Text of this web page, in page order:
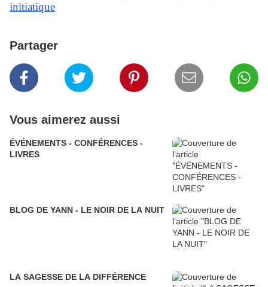
initiatique
Partager
Vous aimerez aussi
ÉVÉNEMENTS - CONFÉRENCES -
LIVRES
BLOG DE YANN - LE NOIR DE LA NUIT
LA SAGESSE DE LA DIFFÉRENCE